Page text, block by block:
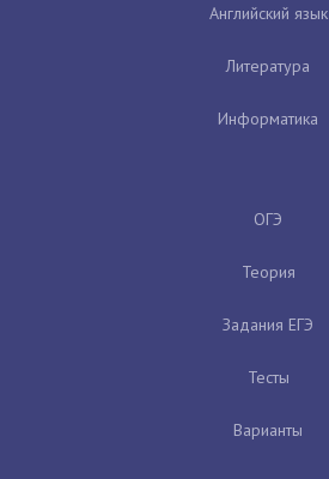
Английский язык
Литература
Информатика
ОГЭ
Теория
Задания ЕГЭ
Тесты
Варианты